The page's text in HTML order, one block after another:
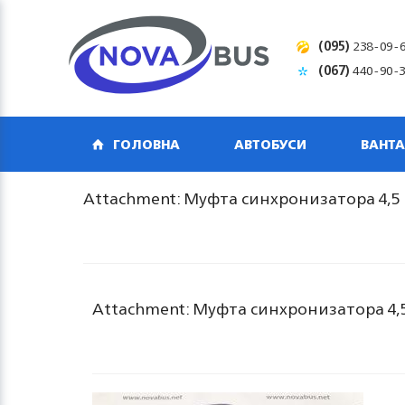
(095) 238-09-
(067)440-90-
ГОЛОВНА АВТОБУСИ
Attachment: Муфта синхронизатора
Attachment: Муфта синхронизатора